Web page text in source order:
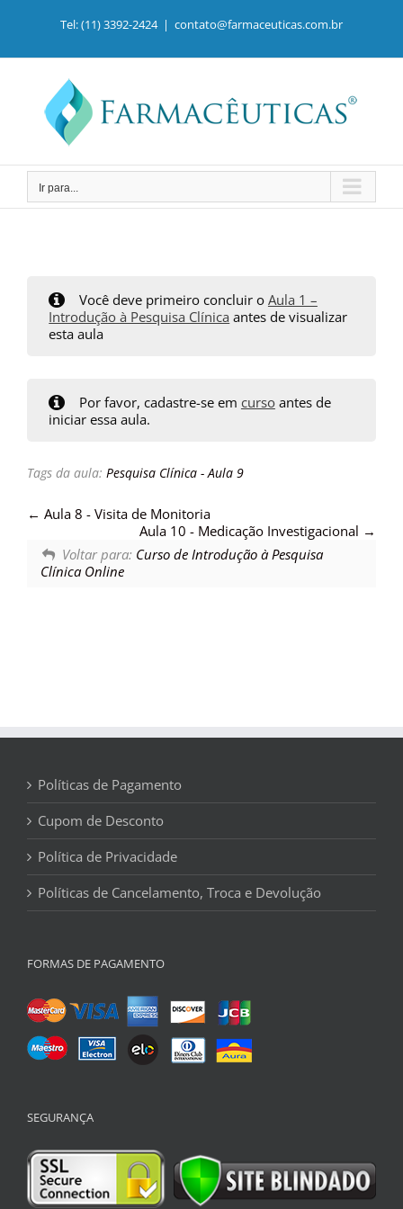
conteúdo
Tel: (11) 3392-2424 | contato@farmaceuticas.com.br
Ir para...
Você deve primeiro concluir o Aula 1 –
Introdução à Pesquisa Clínica antes de visualizar
esta aula
Por favor, cadastre-se em cursoantes de
iniciar essa aula.
Tags da aula: Pesquisa Clínica - Aula 9
Aula 8 - Visita de Monitoria
Aula 10 - Medicação Investigacional
Voltar para: Curso de Introdução à Pesquisa
Clínica Online
Políticas de Pagamento
Cupom de Desconto
Política de Privacidade
Políticas de Cancelamento, Troca e Devolução
FORMAS DE PAGAMENTO
SEGURANÇA